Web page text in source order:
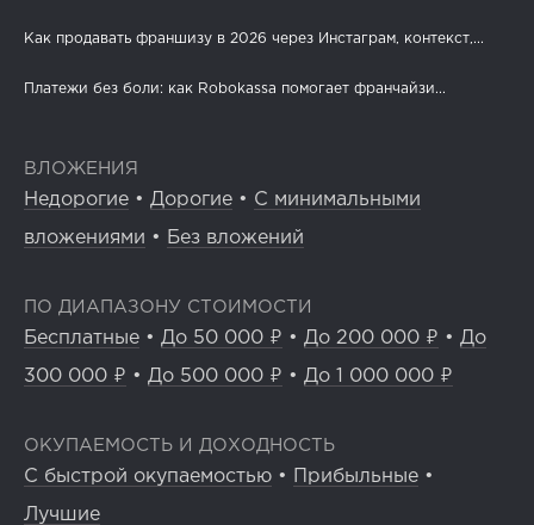
Как продавать франшизу в 2026 через Инстаграм, контекст,...
Платежи без боли: как Robokassa помогает франчайзи...
ВЛОЖЕНИЯ
Недорогие • Дорогие • С минимальными
вложениями • Без вложений
ПО ДИАПАЗОНУ СТОИМОСТИ
Бесплатные • До 50 000 ₽ • До 200 000 ₽ • До
300 000 ₽ • До 500 000 ₽ • До 1 000 000 ₽
ОКУПАЕМОСТЬ И ДОХОДНОСТЬ
С быстрой окупаемостью • Прибыльные •
Лучшие